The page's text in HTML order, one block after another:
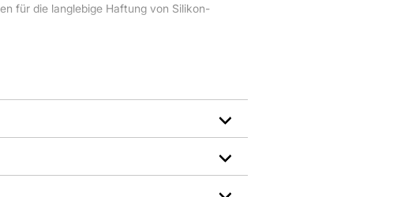
für die langlebige Haftung von Silikon-
Werkstoffen bei Dauernassbelastung